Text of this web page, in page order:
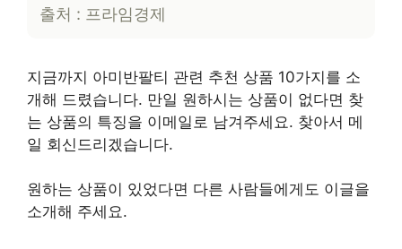
출처 : 프라임경제
지금까지 아미반팔티 관련 추천 상품 10가지를 소
개해 드렸습니다. 만일 원하시는 상품이 없다면 찾
는 상품의 특징을 이메일로 남겨주세요. 찾아서 메
일 회신드리겠습니다.
원하는 상품이 있었다면 다른 사람들에게도 이글을
소개해 주세요.